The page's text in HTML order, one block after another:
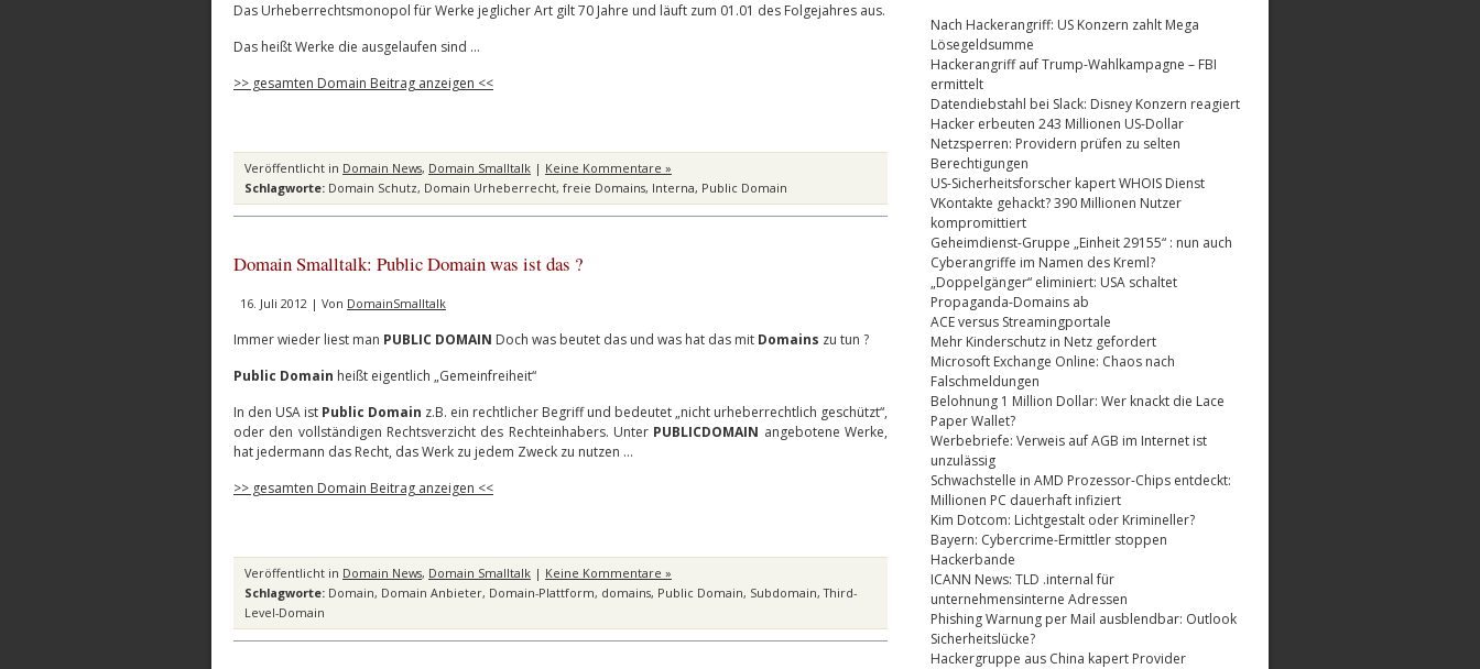
Das Urheberrechtsmonopol für Werke jeglicher Art gilt 70 Jahre und läuft zum 01.01 des Folgejahres aus.
Das heißt Werke die ausgelaufen sind …
>> gesamten Domain Beitrag anzeigen <<
Veröffentlicht in Domain News, Domain Smalltalk | Keine Kommentare »
Schlagworte: Domain Schutz, Domain Urheberrecht, freie Domains, Interna, Public Domain
Domain Smalltalk: Public Domain was ist das ?
16. Juli 2012 | Von DomainSmalltalk
Immer wieder liest man PUBLIC DOMAIN Doch was beutet das und was hat das mit Domains zu tun ?
Public Domain heißt eigentlich „Gemeinfreiheit“
In den USA ist Public Domain z.B. ein rechtlicher Begriff und bedeutet „nicht urheberrechtlich geschützt“,
oder den vollständigen Rechtsverzicht des Rechteinhabers. Unter PUBLICDOMAIN angebotene Werke,
hat jedermann das Recht, das Werk zu jedem Zweck zu nutzen …
>> gesamten Domain Beitrag anzeigen <<
Veröffentlicht in Domain News, Domain Smalltalk | Keine Kommentare »
Schlagworte: Domain, Domain Anbieter, Domain-Plattform, domains, Public Domain, Subdomain,Third-
Level-Domain
Nach Hackerangriff: US Konzern zahlt Mega
Lösegeldsumme
Hackerangriff auf Trump-Wahlkampagne – FBI
ermittelt
Datendiebstahl bei Slack: Disney Konzern reagiert
Hacker erbeuten 243 Millionen US-Dollar
Netzsperren: Providern prüfen zu selten
Berechtigungen
US-Sicherheitsforscher kapert WHOIS Dienst
VKontakte gehackt? 390 Millionen Nutzer
kompromittiert
Geheimdienst-Gruppe „Einheit 29155“ : nun auch
Cyberangriffe im Namen des Kreml?
„Doppelgänger“ eliminiert: USA schaltet
Propaganda-Domains ab
ACE versus Streamingportale
Mehr Kinderschutz in Netz gefordert
Microsoft Exchange Online: Chaos nach
Falschmeldungen
Belohnung 1 Million Dollar: Wer knackt die Lace
Paper Wallet?
Werbebriefe: Verweis auf AGB im Internet ist
unzulässig
Schwachstelle in AMD Prozessor-Chips entdeckt:
Millionen PC dauerhaft infiziert
Kim Dotcom: Lichtgestalt oder Krimineller?
Bayern: Cybercrime-Ermittler stoppen
Hackerbande
ICANN News: TLD .internal für
unternehmensinterne Adressen
Phishing Warnung per Mail ausblendbar: Outlook
Sicherheitslücke?
Hackergruppe aus China kapert Provider